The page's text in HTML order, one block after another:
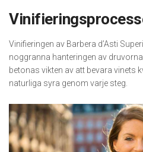
Vinifieringen av Barbera d’Asti
noggranna hanteringen av
betonas vikten av att bevara vinets
naturliga syra genom varje steg.